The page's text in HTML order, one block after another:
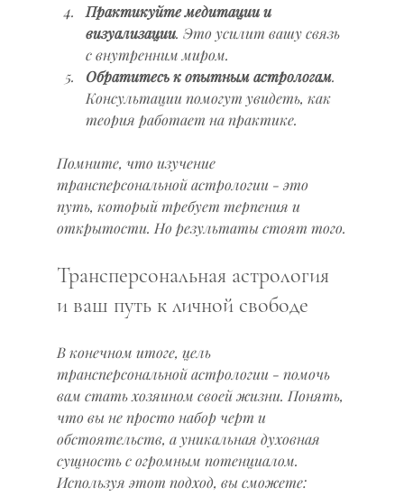
Практикуйте медитации и
визуализации. Это усилит вашу связь
с внутренним миром.
Обратитесь к опытным астрологам.
Консультации помогут увидеть, как
теория работает на практике.
Помните, что изучение
трансперсональной астрологии - это
путь, который требует терпения и
открытости. Но результаты стоят того.
Трансперсональная астрология
и ваш путь к личной свободе
В конечном итоге, цель
трансперсональной астрологии - помочь
вам стать хозяином своей жизни. Понять,
что вы не просто набор черт и
обстоятельств, а уникальная духовная
сущность с огромным потенциалом.
Используя этот подход, вы сможете: